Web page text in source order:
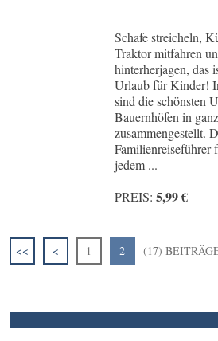
Schafe streicheln,
Traktor mitfahren
hinterherjagen, das
Urlaub für Kinder!
sind die schönsten
Bauernhöfen in
zusammengestellt.
Familienreiseführer
jedem ...
PREIS: 5,99 €
<< < 1 2 (17)